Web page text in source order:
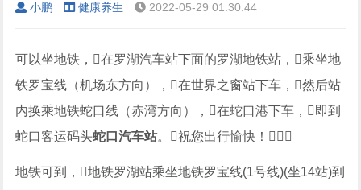
› › › ›
小鹏 健康养生 2022-05-29 01:30:44
可以坐地铁，在罗湖汽车站下面的罗湖地铁站，乘坐地
铁罗宝线（机场东方向），在世界之窗站下车，然后站
内换乘地铁蛇口线（赤湾方向），在蛇口港下车，即到
蛇口客运码头蛇口汽车站。祝您出行愉快！
地铁可到，地铁罗湖站乘坐地铁罗宝线(1号线)(坐14站)到